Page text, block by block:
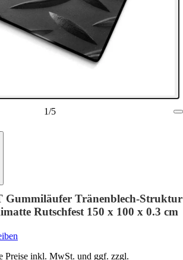
1/5
Tränenblech-Struktur
Rutschfest 150 x 100 x 0.3 cm
inkl. MwSt. und ggf. zzgl.